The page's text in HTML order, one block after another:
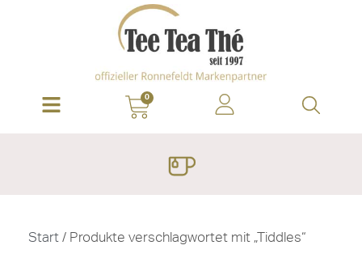
0
Start / Produkte verschlagwortet mit „Tiddles“